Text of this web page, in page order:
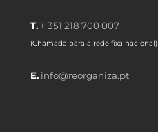
T. + 351 218 700 007
(Chamada para a rede fixa nacional)
E. info@reorganiza.pt